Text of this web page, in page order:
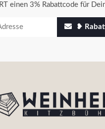
einen 3% Rabattcode für
❥